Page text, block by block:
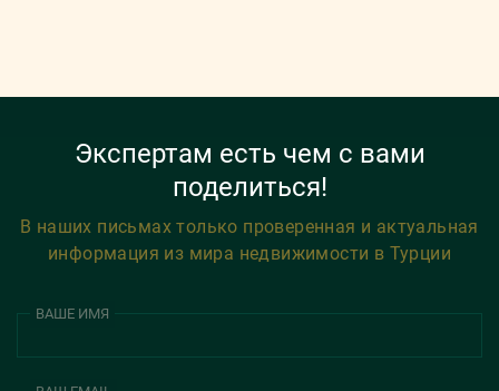
Экспертам есть чем с вами
поделиться!
В наших письмах только проверенная и актуальная
информация из мира недвижимости в Турции
ВАШЕ ИМЯ